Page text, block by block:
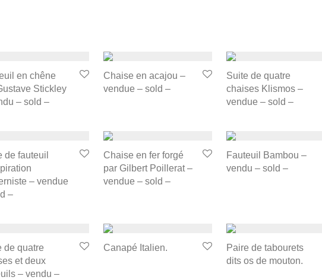
en chêne
Stickley
– sold –
Chaise en acajou –
vendue – sold –
Suite de quatre
chaises Klismos –
vendue – sold –
de fauteuil
– vendue
–
Chaise en fer forgé
par Gilbert Poillerat –
vendue – sold –
Fauteuil Bambou –
vendu – sold –
de quatre
et deux
– vendu –
Canapé Italien.
Paire de tabourets
dits os de mouton.